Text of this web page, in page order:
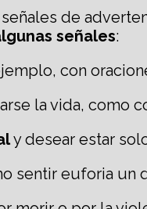
de
señales:
con
la vida, como
y desear estar
sentir euforia un